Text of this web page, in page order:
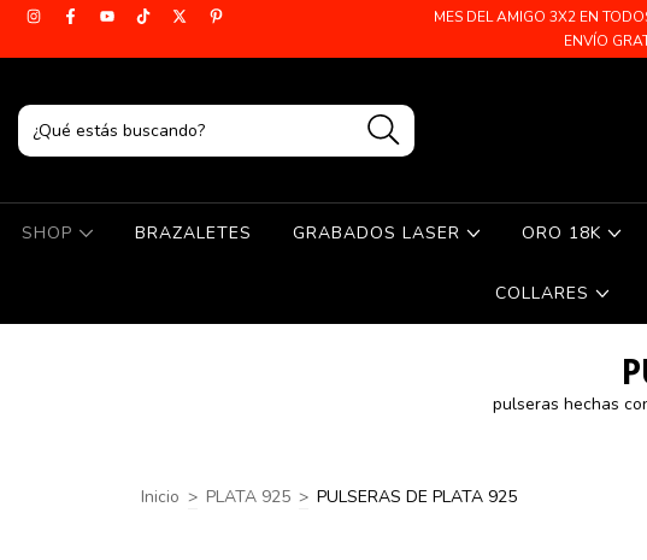
MES DEL AMIGO 3X2 EN
ENVÍO
SHOP BRAZALETES GRABADOS LASER ORO 18K
COLLARES
pulseras hechas
Inicio > PLATA 925 > PULSERAS DE PLATA 925